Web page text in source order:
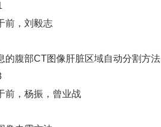
前，刘毅志
的腹部CT图像肝脏区域自动分割方法
前，杨振，曾业战